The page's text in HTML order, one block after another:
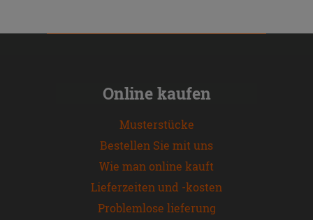
Online kaufen
Musterstücke
Bestellen Sie mit uns
Wie man online kauft
Lieferzeiten und -kosten
Problemlose lieferung